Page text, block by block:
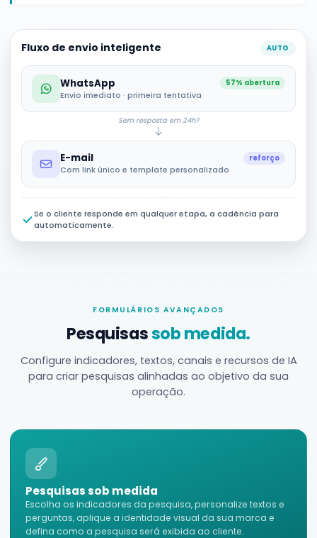
Fluxo de envio inteligente AUTO
WhatsApp 57% abertura
Envio imediato · primeira tentativa
Sem resposta em 24h?
E-mail reforço
Com link único e template personalizado
Se o cliente responde em qualquer etapa, a cadência para
automaticamente.
FORMULÁRIOS AVANÇADOS
Pesquisassob medida.
Configure indicadores, textos, canais e recursos de IA
para criar pesquisas alinhadas ao objetivo da sua
operação.
Pesquisas sob medida
Escolha os indicadores da pesquisa, personalize textos e
perguntas, aplique a identidade visual da sua marca e
defina como a pesquisa será exibida ao cliente.